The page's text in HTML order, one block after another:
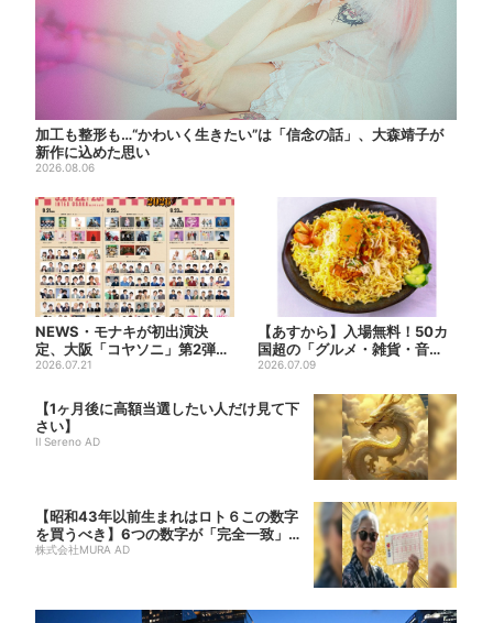
加工も整形も…“かわいく生きたい”は「信念の話」、大森靖子が
新作に込めた思い
2026.08.06
NEWS・モナキが初出演決
定、大阪「コヤソニ」第2弾ア
ーティスト発表…芸人も続々...
2026.07.21
【あすから】入場無料！50カ
国超の「グルメ・雑貨・音
楽」が集まる国際フェス、大
2026.07.09
【1ヶ月後に高額当選したい人だけ見て下
さい】
Il Sereno AD
【昭和43年以前生まれはロト６この数字
を買うべき】6つの数字が「完全一致」す
る方...
株式会社MURA AD